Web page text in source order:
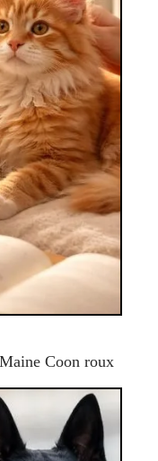
Coon roux